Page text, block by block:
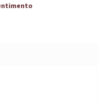
z 5 hvězdiček.